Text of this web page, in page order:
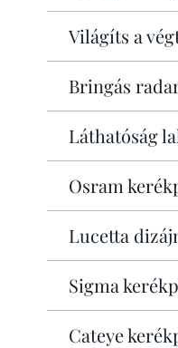
Világíts a
Bringás
Láthatóság
Osram
Lucetta
Sigma
Cateye